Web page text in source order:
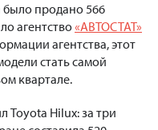
было продано 566
агентство«АВТОСТАТ»
агентства, этот
стать самой
квартале.
Toyota Hilux: за три